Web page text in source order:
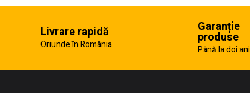
Livrare rapidă
Oriunde în România
Garanție
produse
Până la doi ani